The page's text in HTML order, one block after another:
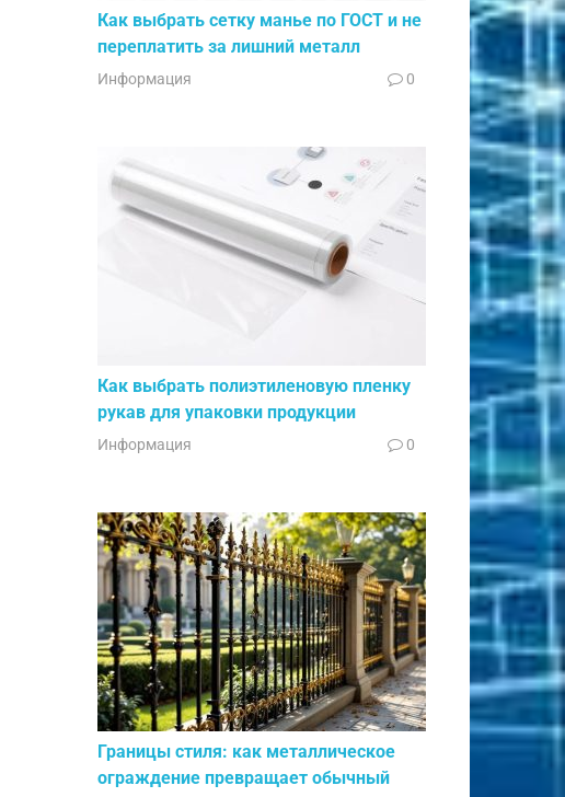
Как выбрать сетку манье по ГОСТ и не
переплатить за лишний металл
Информация 0
Как выбрать полиэтиленовую пленку
рукав для упаковки продукции
Информация 0
Границы стиля: как металлическое
ограждение превращает обычный